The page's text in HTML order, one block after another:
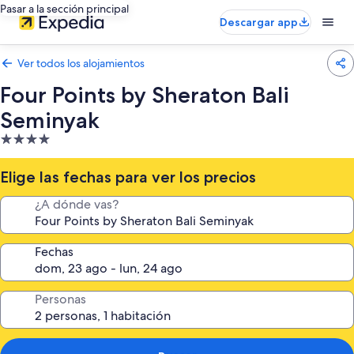
Pasar a la sección principal
Descargar app
Ver todos los alojamientos
Four Points by Sheraton Bali
Seminyak
Alojamiento
de
4.0 estrellas
Elige las fechas para ver los precios
¿A dónde vas?
Fechas
Personas